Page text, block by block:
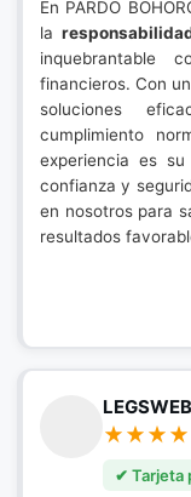
En PARDO
la
inquebrantable
financieros. Con
soluciones
cumplimiento
experiencia es
confianza y
en nosotros para
resultados
✔ Tarjeta